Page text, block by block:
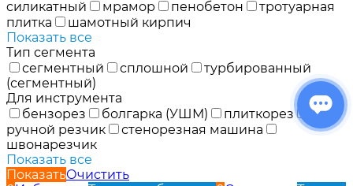
cиликатный
мрамор пенобетон
тротуарная
плитка
шамотный кирпич
Показать все
Тип сегмента
сегментный
сплошной
турбированный
(сегментный)
Для инструмента
бензорез
болгарка (УШМ)
плиткорез
ручной резчик
стенорезная машина
швонарезчик
Показать все
ПоказатьОчистить